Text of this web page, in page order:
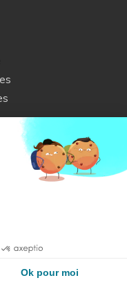
d'Eau
Ok pour moi